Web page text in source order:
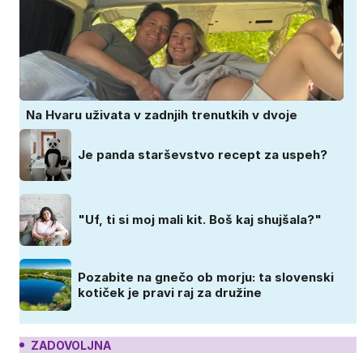
Na Hvaru uživata v zadnjih trenutkih v dvoje
Je panda starševstvo recept za uspeh?
"Uf, ti si moj mali kit. Boš kaj shujšala?"
Pozabite na gnečo ob morju: ta slovenski
kotiček je pravi raj za družine
ZADOVOLJNA